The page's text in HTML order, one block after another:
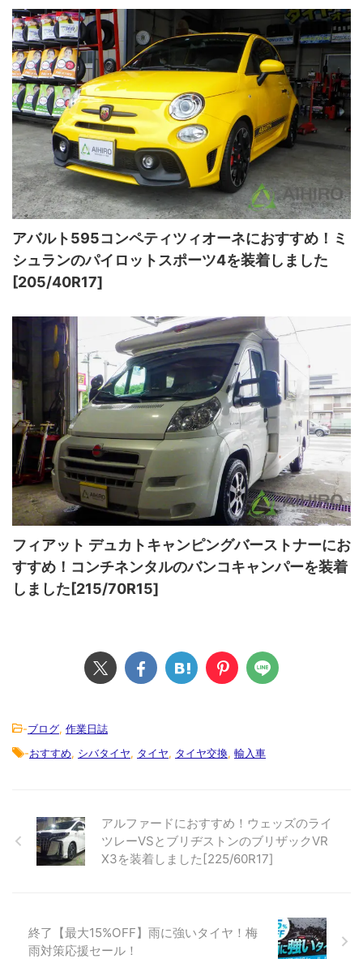
アバルト595コンペティツィオーネにおすすめ！ミ
シュランのパイロットスポーツ4を装着しました
[205/40R17]
フィアット デュカトキャンピングバーストナーにお
すすめ！コンチネンタルのバンコキャンパーを装着
しました[215/70R15]
-ブログ, 作業日誌
-おすすめ, シバタイヤ, タイヤ, タイヤ交換, 輸入車
アルファードにおすすめ！ウェッズのライ
ツレーVSとブリヂストンのブリザックVR
X3を装着しました[225/60R17]
終了【最大15%OFF】雨に強いタイヤ！梅
雨対策応援セール！